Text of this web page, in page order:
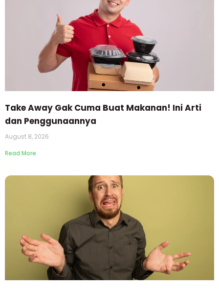
Take Away Gak Cuma Buat Makanan! Ini Arti
dan Penggunaannya
August 8, 2026
Read More